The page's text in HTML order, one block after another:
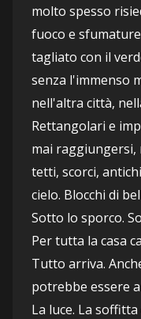
molto spesso
fuoco e
tagliato con il
senza l'immenso
nell'altra città,
Rettangolari e
mai raggiungersi,
tetti, scorci,
cielo. Blocchi di
Sotto lo sporco.
Per tutta la casa
Tutto arriva.
potrebbe essere
La luce. La